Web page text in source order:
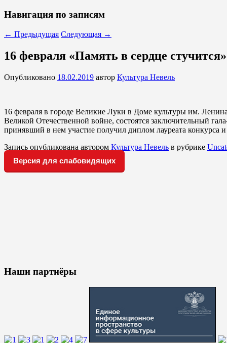
Навигация по записям
← Предыдущая Следующая →
16 февраля «Память в сердце стучится»
Опубликовано 18.02.2019 автор Культура Невель
16 февраля в городе Великие Луки в Доме культуры им.
Великой Отечественной войне, состоятся заключительный
принявший в нем участие получил диплом лауреата конкурса
Запись опубликована автором Культура Невель в рубрике
Версия для слабовидящих
Наши партнёры